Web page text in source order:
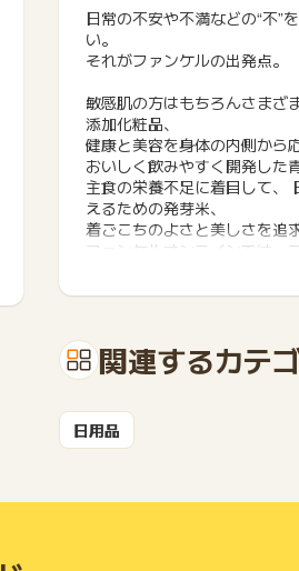
日常の不安や不満などの“不”
い。
それがファンケルの出発点。
敏感肌の方はもちろんさまざ
添加化粧品、
健康と美容を身体の内側から
おいしく飲みやすく開発した青
主食の栄養不足に着目して、
えるための発芽米、
着ごこちのよさと美しさを追
ファンケルオンラインでは、
また、オンライン限定企画も
関連するカテ
日用品